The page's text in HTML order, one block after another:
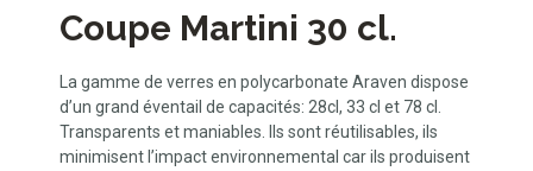
Coupe Martini 30 cl.
La gamme de verres en polycarbonate Araven dispose
d’un grand éventail de capacités: 28cl, 33 cl et 78 cl.
Transparents et maniables. Ils sont réutilisables, ils
minimisent l’impact environnemental car ils produisent